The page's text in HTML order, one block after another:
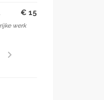
€ 15
werk